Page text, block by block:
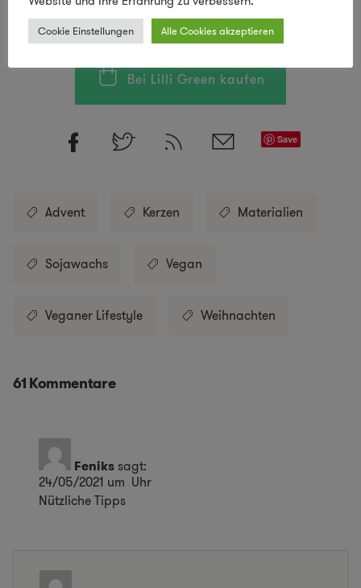
Bei Lilli Green kaufen
Save
Advent Kerzen Materialien
Sojawachs Vegan
Veganer Lifestyle Weihnachten
61 Kommentare
Fenikssagt:
24/05/2021 um Uhr
Nützliche Tipps
Cookie Einstellungen Alle Cookies akzeptieren